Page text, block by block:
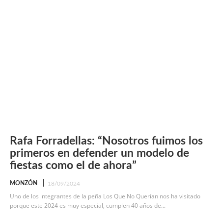
Rafa Forradellas: “Nosotros fuimos los
primeros en defender un modelo de
fiestas como el de ahora”
MONZÓN 18/09/2024
Uno de los integrantes de la peña Los Que No Querían nos ha visitado
porque este 2024 es muy especial, cumplen 40 años de...